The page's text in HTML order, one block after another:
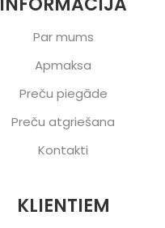
Par mums
Apmaksa
Preču piegāde
Preču atgriešana
Kontakti
KLIENTIEM